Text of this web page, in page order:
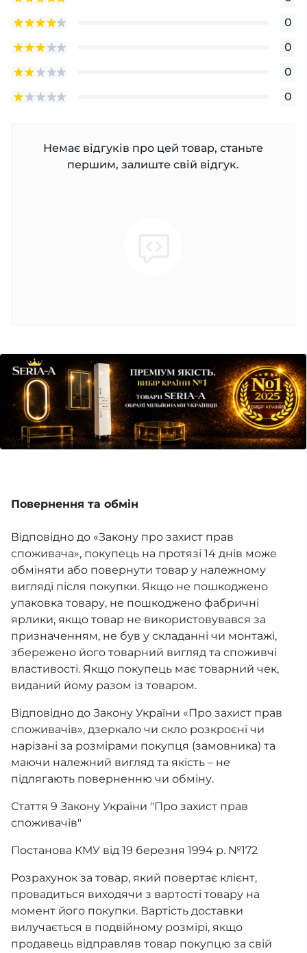
0
0
0
0
Немає відгуків про цей товар, станьте
першим, залиште свій відгук.
Повернення та обмін
Відповідно до «Закону про захист прав
споживача», покупець на протязі 14 днів може
обміняти або повернути товар у належному
вигляді після покупки. Якщо не пошкоджено
упаковка товару, не пошкоджено фабричні
ярлики, якщо товар не використовувався за
призначенням, не був у складанні чи монтажі,
збережено його товарний вигляд та споживчі
властивості. Якщо покупець має товарний чек,
виданий йому разом із товаром.
Відповідно до Закону України «Про захист прав
споживачів», дзеркало чи скло розкроєні чи
нарізані за розмірами покупця (замовника) та
маючи належний вигляд та якість – не
підлягають поверненню чи обміну.
Стаття 9 Закону України "Про захист прав
споживачів"
Постанова КМУ від 19 березня 1994 р. №172
Розрахунок за товар, який повертає клієнт,
провадиться виходячи з вартості товару на
момент його покупки. Вартість доставки
вилучається в подвійному розмірі, якщо
продавець відправляв товар покупцю за свій